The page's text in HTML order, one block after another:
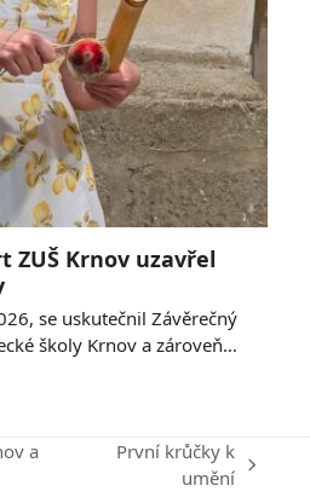
ZUŠ Krnov uzavřel
se uskutečnil Závěrečný
školy Krnov a zároveň…
a
První krůčky k
umění